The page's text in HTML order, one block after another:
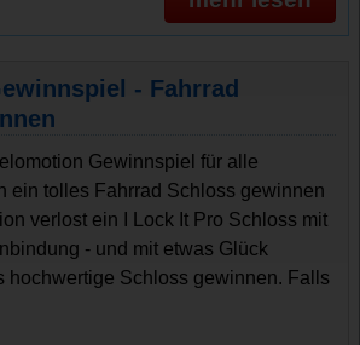
- Fahrrad
Gewinnspiel für alle
ein tolles Fahrrad Schloss gewinnen
verlost ein I Lock It Pro Schloss mit
- und mit etwas Glück
hochwertige Schloss gewinnen. Falls